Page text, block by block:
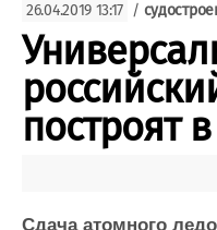
Судоходство
Судоремонт
События
Порты
Рыболовство
ВМФ
Образование
26.04.2019 13:17 /
построят
Сдача атомного